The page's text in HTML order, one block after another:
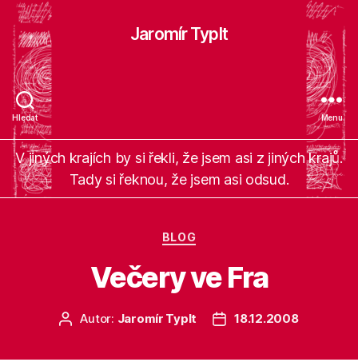
Hledat
Jaromír Typlt
Menu
V jiných krajích by si řekli, že jsem asi z jiných krajů.
Tady si řeknou, že jsem asi odsud.
Rubriky
BLOG
Večery ve Fra
AutorAutor: Jaromír Typlt
Datum
18.12.2008